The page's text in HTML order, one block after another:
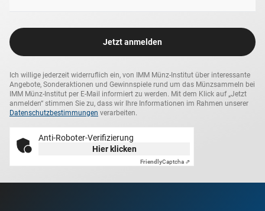
Kapseln gemeinsam mit einem Echtheits-Zertifikat in
einem edlen Etui aus Holz.Jetzt anmelden
Ich willige jederzeit widerruflich ein, von IMM Münz-Institut über interessante
Angebote, Sonderaktionen und Gewinnspiele rund um das Münzsammeln bei
IMM Münz-Institut per E-Mail informiert zu werden. Mit dem Klick auf „Jetzt
anmelden“ stimmen Sie zu, dass wir Ihre Informationen im Rahmen unserer
Datenschutzbestimmungen verarbeiten.
Anti-Roboter-Verifizierung
Hier klicken
FriendlyCaptcha ⇗